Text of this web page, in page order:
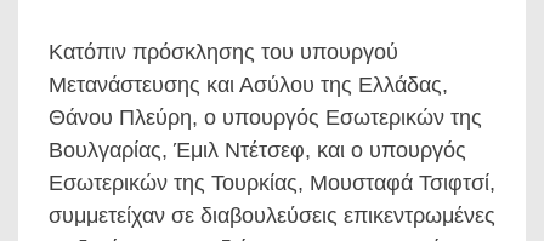
Κατόπιν πρόσκλησης του υπουργού
Μετανάστευσης και Ασύλου της Ελλάδας,
Θάνου Πλεύρη, ο υπουργός Εσωτερικών της
Βουλγαρίας, Έμιλ Ντέτσεφ, και ο υπουργός
Εσωτερικών της Τουρκίας, Μουσταφά Τσιφτσί,
συμμετείχαν σε διαβουλεύσεις επικεντρωμένες